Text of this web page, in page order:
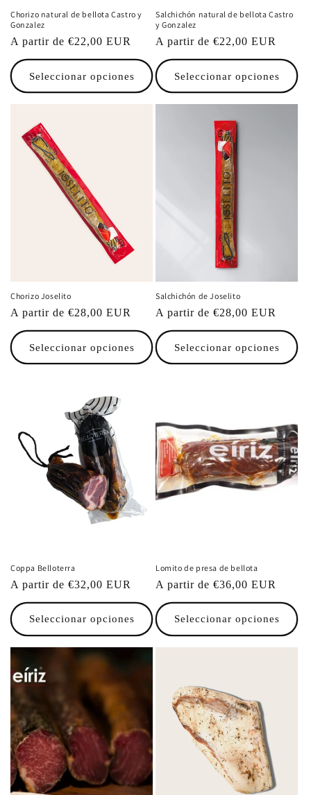
Chorizo natural de bellota Castro y
Gonzalez
Precio
habitual
A partir de €22,00 EUR
Seleccionar opciones
Salchichón natural de bellota Castro
y Gonzalez
Precio
habitual
A partir de €22,00 EUR
Seleccionar opciones
Chorizo Joselito
Precio
habitual
A partir de €28,00 EUR
Seleccionar opciones
Salchichón de Joselito
Precio
habitual
A partir de €28,00 EUR
Seleccionar opciones
Coppa Belloterra
Precio
habitual
A partir de €32,00 EUR
Seleccionar opciones
Lomito de presa de bellota
Precio
habitual
A partir de €36,00 EUR
Seleccionar opciones